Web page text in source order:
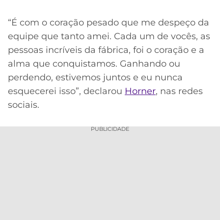
“É com o coração pesado que me despeço da
equipe que tanto amei. Cada um de vocês, as
pessoas incríveis da fábrica, foi o coração e a
alma que conquistamos. Ganhando ou
perdendo, estivemos juntos e eu nunca
esquecerei isso”, declarou Horner, nas redes
sociais.
PUBLICIDADE